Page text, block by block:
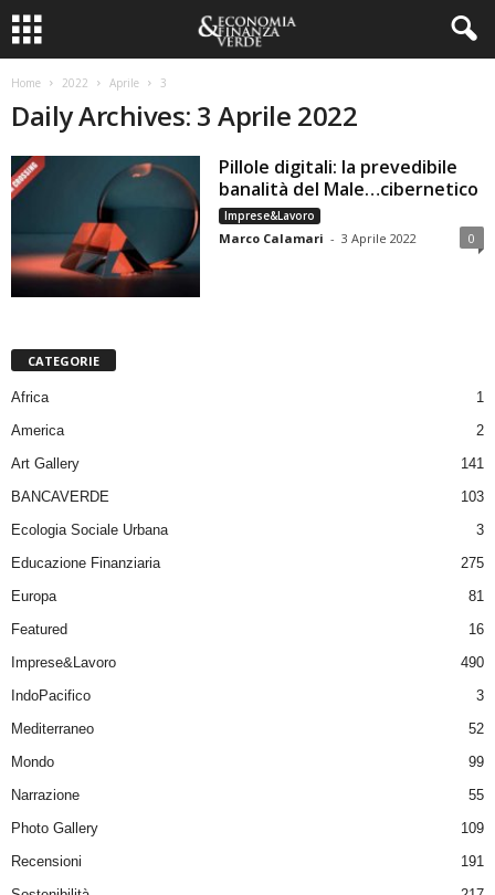
Home 2022 Aprile 3
Daily Archives: 3 Aprile 2022
Pillole digitali: la prevedibile
banalità del Male…cibernetico
Imprese&Lavoro
Marco Calamari - 3 Aprile 2022 0
CATEGORIE
Africa
1
America
2
Art Gallery
141
BANCAVERDE
103
Ecologia Sociale Urbana
3
Educazione Finanziaria
275
Europa
81
Featured
16
Imprese&Lavoro
490
IndoPacifico
3
Mediterraneo
52
Mondo
99
Narrazione
55
Photo Gallery
109
Recensioni
191